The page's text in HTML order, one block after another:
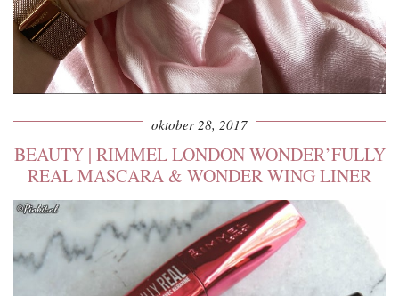
oktober 28, 2017
BEAUTY | RIMMEL LONDON WONDER’FULLY
REAL MASCARA & WONDER WING LINER